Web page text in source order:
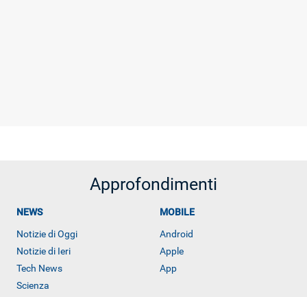
Approfondimenti
NEWS
Notizie di Oggi
Notizie di Ieri
Tech News
Scienza
MOBILE
Android
Apple
App